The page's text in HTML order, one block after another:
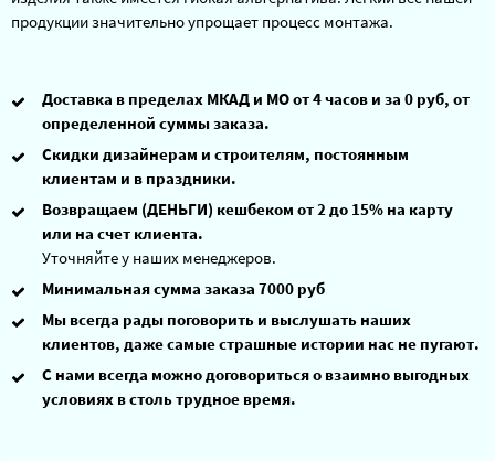
продукции значительно упрощает процесс монтажа.
Доставка в пределах МКАД и МО от 4 часов и за 0 руб, от
определенной суммы заказа.
Скидки дизайнерам и строителям, постоянным
клиентам и в праздники.
Возвращаем (ДЕНЬГИ) кешбеком от 2 до 15% на карту
или на счет клиента.
Уточняйте у наших менеджеров.
Минимальная сумма заказа 7000 руб
Мы всегда рады поговорить и выслушать наших
клиентов, даже самые страшные истории нас не пугают.
С нами всегда можно договориться о взаимно выгодных
условиях в столь трудное время.